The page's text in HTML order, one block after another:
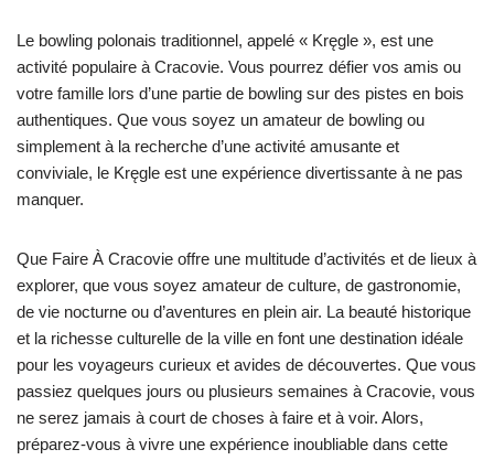
Le bowling polonais traditionnel, appelé « Kręgle », est une
activité populaire à Cracovie. Vous pourrez défier vos amis ou
votre famille lors d’une partie de bowling sur des pistes en bois
authentiques. Que vous soyez un amateur de bowling ou
simplement à la recherche d’une activité amusante et
conviviale, le Kręgle est une expérience divertissante à ne pas
manquer.
Que Faire À Cracovie offre une multitude d’activités et de lieux à
explorer, que vous soyez amateur de culture, de gastronomie,
de vie nocturne ou d’aventures en plein air. La beauté historique
et la richesse culturelle de la ville en font une destination idéale
pour les voyageurs curieux et avides de découvertes. Que vous
passiez quelques jours ou plusieurs semaines à Cracovie, vous
ne serez jamais à court de choses à faire et à voir. Alors,
préparez-vous à vivre une expérience inoubliable dans cette